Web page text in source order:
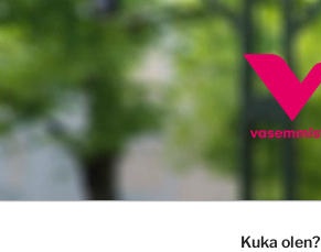
Siirry
sisältöön
Kuka olen?